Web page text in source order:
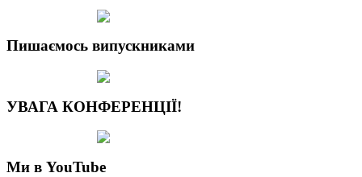
Пишаємось випускниками
УВАГА КОНФЕРЕНЦІЇ!
Ми в YouTube